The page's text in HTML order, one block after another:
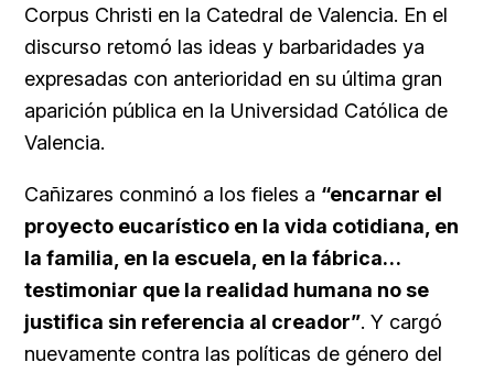
Corpus Christi en la Catedral de Valencia. En el
discurso retomó las ideas y barbaridades ya
expresadas con anterioridad en su última gran
aparición pública en la Universidad Católica de
Valencia.
Cañizares conminó a los fieles a “encarnar el
proyecto eucarístico en la vida cotidiana, en
la familia, en la escuela, en la fábrica…
testimoniar que la realidad humana no se
justifica sin referencia al creador”. Y cargó
nuevamente contra las políticas de género del